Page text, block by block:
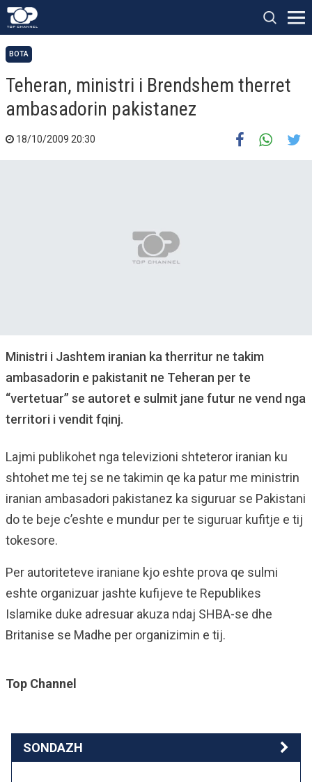
BOTA
Teheran, ministri i Brendshem therret
ambasadorin pakistanez
18/10/2009 20:30
Ministri i Jashtem iranian ka therritur ne takim
ambasadorin e pakistanit ne Teheran per te
“vertetuar” se autoret e sulmit jane futur ne vend nga
territori i vendit fqinj.
Lajmi publikohet nga televizioni shteteror iranian ku
shtohet me tej se ne takimin qe ka patur me ministrin
iranian ambasadori pakistanez ka siguruar se Pakistani
do te beje c’eshte e mundur per te siguruar kufitje e tij
tokesore.
Per autoriteteve iraniane kjo eshte prova qe sulmi
eshte organizuar jashte kufijeve te Republikes
Islamike duke adresuar akuza ndaj SHBA-se dhe
Britanise se Madhe per organizimin e tij.
Top Channel
SONDAZH